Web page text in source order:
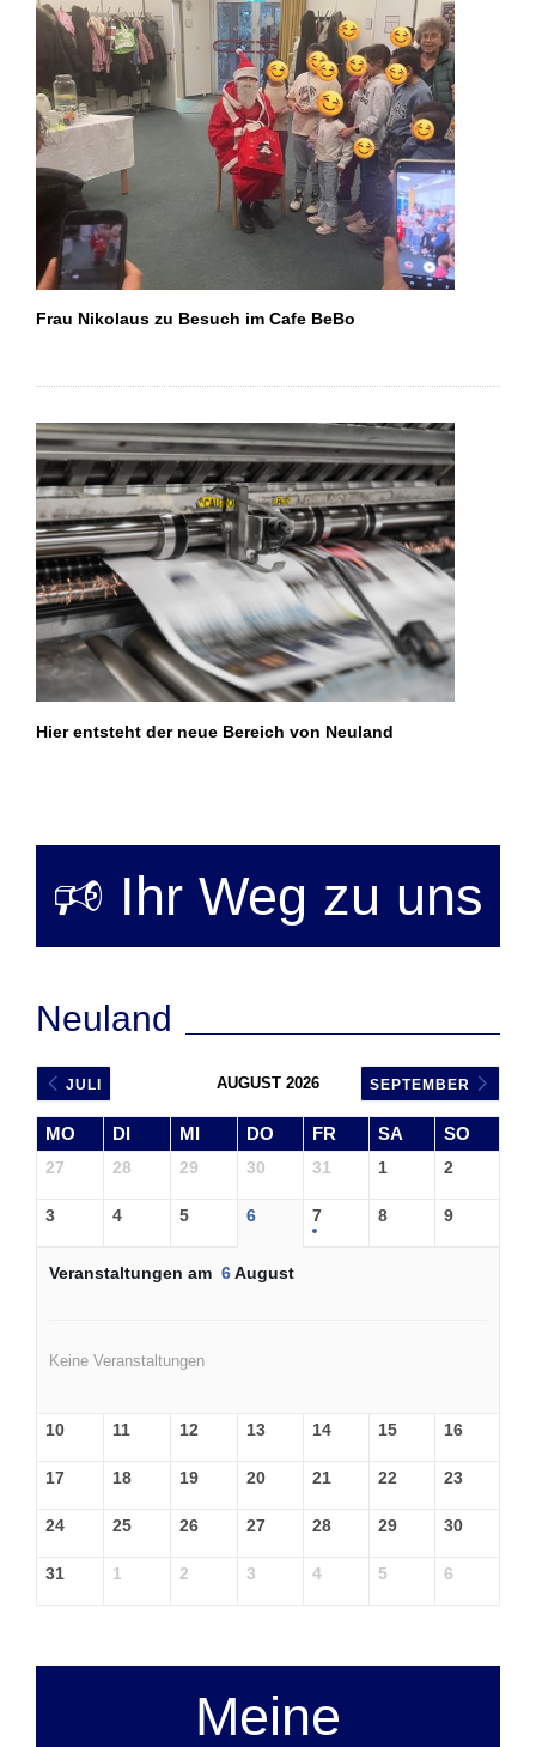
Frau Nikolaus zu Besuch im Cafe BeBo
Hier entsteht der neue Bereich von Neuland
🕫 Ihr Weg zu uns
Neuland
JULI AUGUST 2026 SEPTEMBER
MO DI MI DO FR SA SO
27 28 29 30 31 1 2
3 4 5 6 7 8 9
Veranstaltungen am 6August
Keine Veranstaltungen
10 11 12 13 14 15 16
17 18 19 20 21 22 23
24 25 26 27 28 29 30
31 1 2 3 4 5 6
Meine